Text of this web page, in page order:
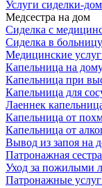
Услуги сиделки-
Медсестра на дом
Сиделка с
Сиделка в больницу
Медицинские
Капельница на
Капельница при
Капельница для
Лаеннек
Капельница от
Капельница от
Вывод из запоя на
Патронажная сестра
Уход за пожилыми
Патронажные